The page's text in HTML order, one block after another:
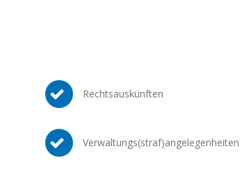
Rechtsauskünften
Verwaltungs(straf)angelegenheiten